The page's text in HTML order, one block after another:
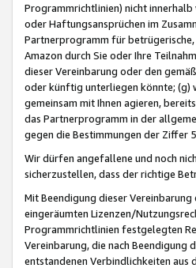
Programmrichtlinien) nicht innerhalb
oder Haftungsansprüchen im
Partnerprogramm für betrügerische,
Amazon durch Sie oder Ihre
dieser Vereinbarung oder den
oder künftig unterliegen könnte; (g)
gemeinsam mit Ihnen agieren,
das Partnerprogramm in der
gegen die Bestimmungen der Ziffer
Wir dürfen angefallene und noch
sicherzustellen, dass der richtige
Mit Beendigung dieser
eingeräumten Lizenzen/
Programmrichtlinien festgelegten
Vereinbarung, die nach Beendigung
entstandenen Verbindlichkeiten aus